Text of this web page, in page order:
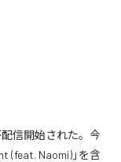
配信開始された。今
(feat. Naomi)」を含